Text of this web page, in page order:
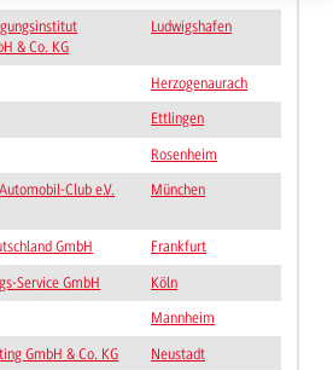
& Co. KG
Ludwigshafen
Herzogenaurach
Ettlingen
Rosenheim
Club e.V.
München
GmbH Frankfurt
Service GmbH Köln
Mannheim
GmbH & Co. KG Neustadt